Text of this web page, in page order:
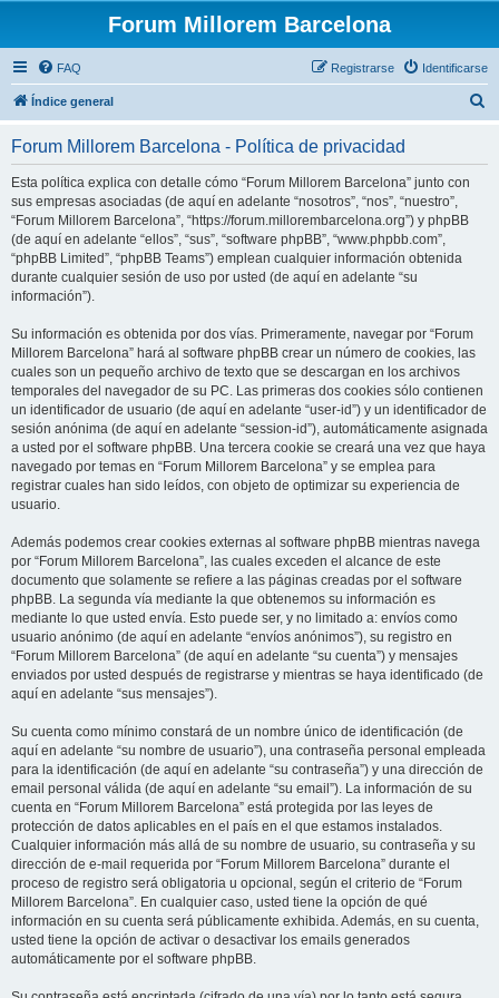
Forum Millorem Barcelona
FAQ Identificarse
Registrarse
Índice general
Forum Millorem Barcelona - Política de privacidad
Esta política explica con detalle cómo “Forum Millorem Barcelona” junto con
sus empresas asociadas (de aquí en adelante “nosotros”, “nos”, “nuestro”,
“Forum Millorem Barcelona”, “https://forum.millorembarcelona.org”) y phpBB
(de aquí en adelante “ellos”, “sus”, “software phpBB”, “www.phpbb.com”,
“phpBB Limited”, “phpBB Teams”) emplean cualquier información obtenida
durante cualquier sesión de uso por usted (de aquí en adelante “su
información”).
Su información es obtenida por dos vías. Primeramente, navegar por “Forum
Millorem Barcelona” hará al software phpBB crear un número de cookies, las
cuales son un pequeño archivo de texto que se descargan en los archivos
temporales del navegador de su PC. Las primeras dos cookies sólo contienen
un identificador de usuario (de aquí en adelante “user-id”) y un identificador de
sesión anónima (de aquí en adelante “session-id”), automáticamente asignada
a usted por el software phpBB. Una tercera cookie se creará una vez que haya
navegado por temas en “Forum Millorem Barcelona” y se emplea para
registrar cuales han sido leídos, con objeto de optimizar su experiencia de
usuario.
Además podemos crear cookies externas al software phpBB mientras navega
por “Forum Millorem Barcelona”, las cuales exceden el alcance de este
documento que solamente se refiere a las páginas creadas por el software
phpBB. La segunda vía mediante la que obtenemos su información es
mediante lo que usted envía. Esto puede ser, y no limitado a: envíos como
usuario anónimo (de aquí en adelante “envíos anónimos”), su registro en
“Forum Millorem Barcelona” (de aquí en adelante “su cuenta”) y mensajes
enviados por usted después de registrarse y mientras se haya identificado (de
aquí en adelante “sus mensajes”).
Su cuenta como mínimo constará de un nombre único de identificación (de
aquí en adelante “su nombre de usuario”), una contraseña personal empleada
para la identificación (de aquí en adelante “su contraseña”) y una dirección de
email personal válida (de aquí en adelante “su email”). La información de su
cuenta en “Forum Millorem Barcelona” está protegida por las leyes de
protección de datos aplicables en el país en el que estamos instalados.
Cualquier información más allá de su nombre de usuario, su contraseña y su
dirección de e-mail requerida por “Forum Millorem Barcelona” durante el
proceso de registro será obligatoria u opcional, según el criterio de “Forum
Millorem Barcelona”. En cualquier caso, usted tiene la opción de qué
información en su cuenta será públicamente exhibida. Además, en su cuenta,
usted tiene la opción de activar o desactivar los emails generados
automáticamente por el software phpBB.